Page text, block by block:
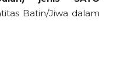
Batin/Jiwa dalam